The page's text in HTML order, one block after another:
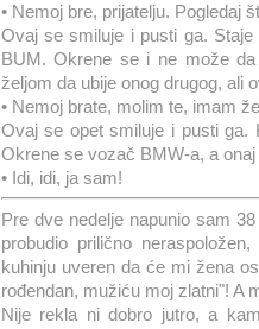
• Nemoj bre, prijatelju. Pogledaj
Ovaj se smiluje i pusti ga.
BUM. Okrene se i ne može
željom da ubije onog drugog, ali
• Nemoj brate, molim te, imam
Ovaj se opet smiluje i pusti ga.
Okrene se vozač BMW-a, a
• Idi, idi, ja sam!
Pre dve nedelje napunio sam
probudio prilično
kuhinju uveren da će mi žena
rođendan, mužiću moj zlatni"! A
Nije rekla ni dobro jutro, a